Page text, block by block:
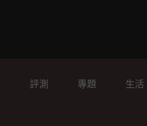
評測 專題 生活